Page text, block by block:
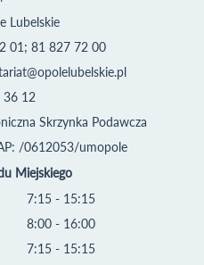
Lubelskie
01; 81 827 72 00
36 12
Skrzynka Podawcza
/0612053/umopole
Miejskiego
7:15 - 15:15
8:00 - 16:00
7:15 - 15:15